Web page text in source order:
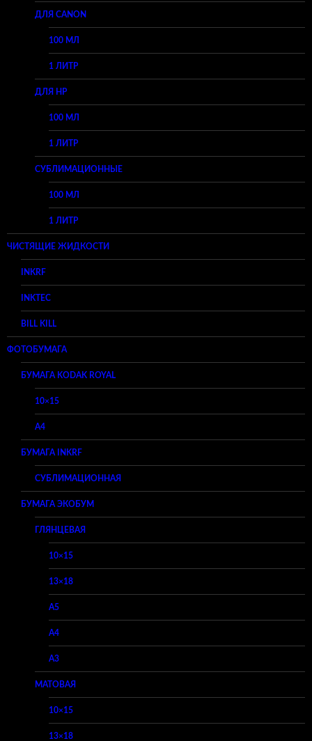
ДЛЯ CANON
100 МЛ
1 ЛИТР
ДЛЯ HP
100 МЛ
1 ЛИТР
СУБЛИМАЦИОННЫЕ
100 МЛ
1 ЛИТР
ЧИСТЯЩИЕ ЖИДКОСТИ
INKRF
INKTEC
BILL KILL
ФОТОБУМАГА
БУМАГА KODAK ROYAL
10×15
A4
БУМАГА INKRF
СУБЛИМАЦИОННАЯ
БУМАГА ЭКОБУМ
ГЛЯНЦЕВАЯ
10×15
13×18
A5
A4
A3
МАТОВАЯ
10×15
13×18